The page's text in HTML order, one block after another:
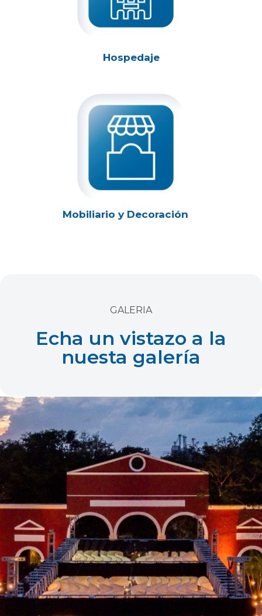
Hospedaje
Mobiliario y Decoración
GALERIA
Echa un vistazo a la
nuesta galería